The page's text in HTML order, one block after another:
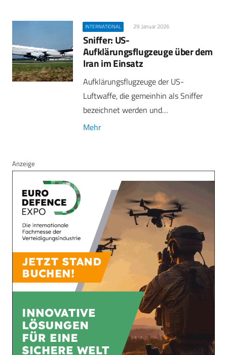
INTERNATIONAL 29. Januar 2026
Sniffer: US-
Aufklärungsflugzeuge über dem
Iran im Einsatz
Aufklärungsflugzeuge der US-
Luftwaffe, die gemeinhin als Sniffer
bezeichnet werden und…
Mehr
Anzeige